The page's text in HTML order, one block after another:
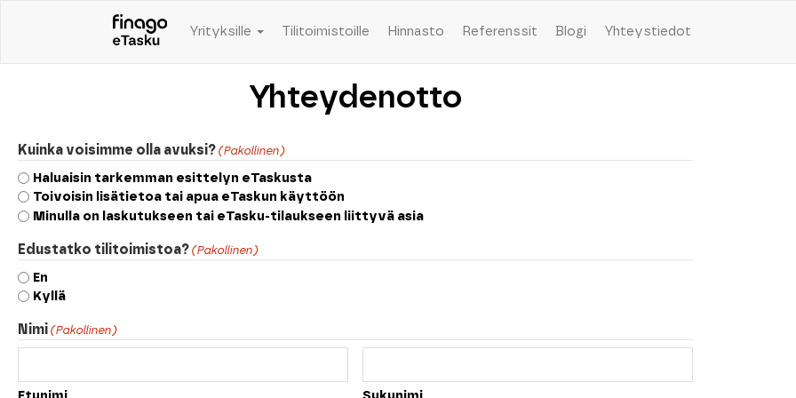
Yrityksille Tilitoimistoille Hinnasto Referenssit Blogi Yhteystiedot
Yhteydenotto
Kuinka voisimme olla avuksi? (Pakollinen)
Haluaisin tarkemman esittelyn eTaskusta
Toivoisin lisätietoa tai apua eTaskun käyttöön
Minulla on laskutukseen tai eTasku-tilaukseen liittyvä asia
Edustatko tilitoimistoa? (Pakollinen)
En
Kyllä
Nimi (Pakollinen)